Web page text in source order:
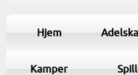
Hjem
Kamper